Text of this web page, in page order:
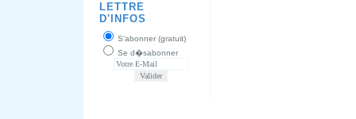
LETTRE
D'INFOS
S'abonner (gratuit)
Se d�sabonner